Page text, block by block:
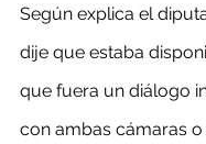
Según explica el
dije que estaba
que fuera un diálogo
con ambas cámaras